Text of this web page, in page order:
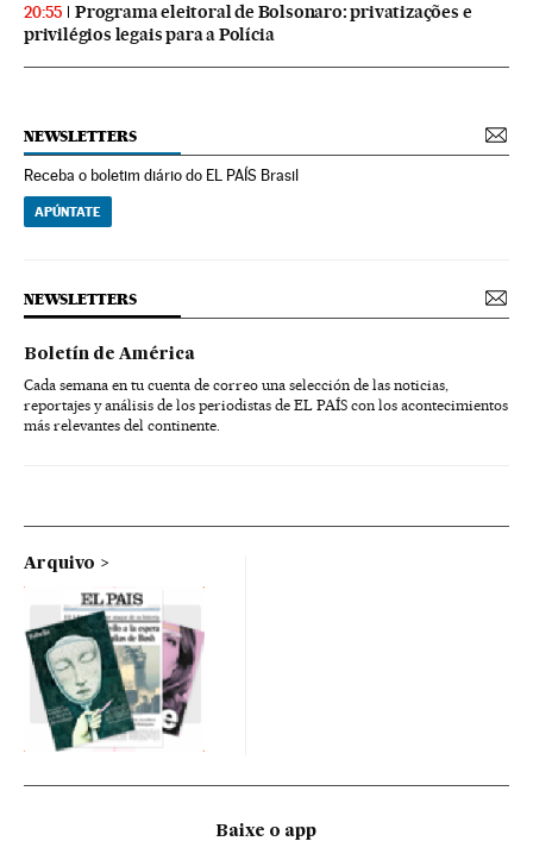
20:55
Programa eleitoral de Bolsonaro: privatizações e
privilégios legais para a Polícia
NEWSLETTERS
Receba o boletim diário do EL PAÍS Brasil
APÚNTATE
NEWSLETTERS
Boletín de América
Cada semana en tu cuenta de correo una selección de las noticias,
reportajes y análisis de los periodistas de EL PAÍS con los acontecimientos
más relevantes del continente.
Arquivo
Baixe o app